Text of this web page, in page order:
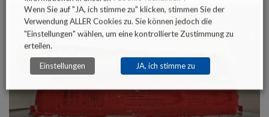
Wenn Sie auf "JA, ich stimme zu" klicken, stimmen Sie der
Verwendung ALLER Cookies zu. Sie können jedoch die
"Einstellungen" wählen, um eine kontrollierte Zustimmung zu
erteilen.
Einstellungen JA, ich stimme zu